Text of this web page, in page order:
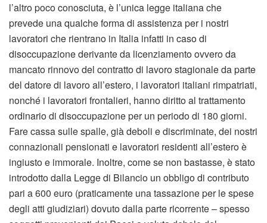
l’altro poco conosciuta, è l’unica legge italiana che
prevede una qualche forma di assistenza per i nostri
lavoratori che rientrano in Italia infatti in caso di
disoccupazione derivante da licenziamento ovvero da
mancato rinnovo del contratto di lavoro stagionale da parte
del datore di lavoro all’estero, i lavoratori italiani rimpatriati,
nonché i lavoratori frontalieri, hanno diritto al trattamento
ordinario di disoccupazione per un periodo di 180 giorni.
Fare cassa sulle spalle, già deboli e discriminate, dei nostri
connazionali pensionati e lavoratori residenti all’estero è
ingiusto e immorale. Inoltre, come se non bastasse, è stato
introdotto dalla Legge di Bilancio un obbligo di contributo
pari a 600 euro (praticamente una tassazione per le spese
degli atti giudiziari) dovuto dalla parte ricorrente – spesso